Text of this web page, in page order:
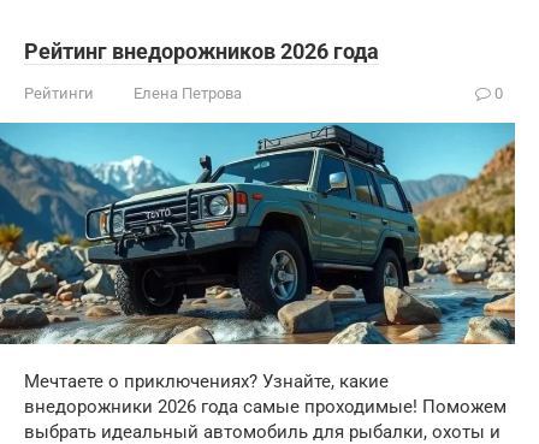
Рейтинг внедорожников 2026 года
Рейтинги Елена Петрова 0
Мечтаете о приключениях? Узнайте, какие
внедорожники 2026 года самые проходимые! Поможем
выбрать идеальный автомобиль для рыбалки, охоты и